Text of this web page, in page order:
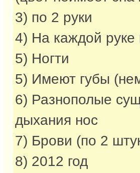
3) по 2 руки
4) На каждой руке
5) Ногти
5) Имеют губы
6) Разнополые
дыхания нос
7) Брови (по 2
8) 2012 год